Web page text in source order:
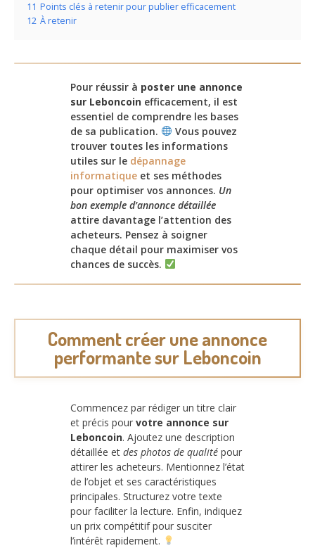
11 Points clés à retenir pour publier efficacement
12 À retenir
Pour réussir à poster une annonce
sur Leboncoin efficacement, il est
essentiel de comprendre les bases
de sa publication.
Vous pouvez
trouver toutes les informations
utiles sur le dépannage
informatique et ses méthodes
pour optimiser vos annonces. Un
bon exemple d’annonce détaillée
attire davantage l’attention des
acheteurs. Pensez à soigner
chaque détail pour maximiser vos
chances de succès.
Comment créer une annonce
performante sur Leboncoin
Commencez par rédiger un titre clair
et précis pour votre annonce sur
Leboncoin. Ajoutez une description
détaillée et des photos de qualité pour
attirer les acheteurs. Mentionnez l’état
de l’objet et ses caractéristiques
principales. Structurez votre texte
pour faciliter la lecture. Enfin, indiquez
un prix compétitif pour susciter
l’intérêt rapidement.